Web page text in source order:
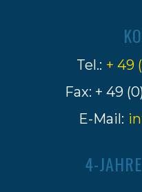
Tel.: + 49
Fax: + 49
E-Mail:
4-